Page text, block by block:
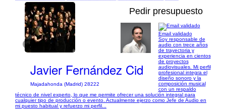
1/7
Pedir presupuesto
Javier Fernández Cid
Majadahonda (Madrid) 28222
Email validado
Soy responsable de
audio con trece años
de trayectoria y
experiencia en cientos
de proyectos
audiovisuales. Mi perfil
profesional integra el
diseño sonoro y la
composición musical
con un respaldo
técnico de nivel experto, lo que me permite ofrecer una solución integral para
cualquier tipo de producción o evento. Actualmente ejerzo como Jefe de Audio en
mi puesto habitual y refuerzo mi perfil...